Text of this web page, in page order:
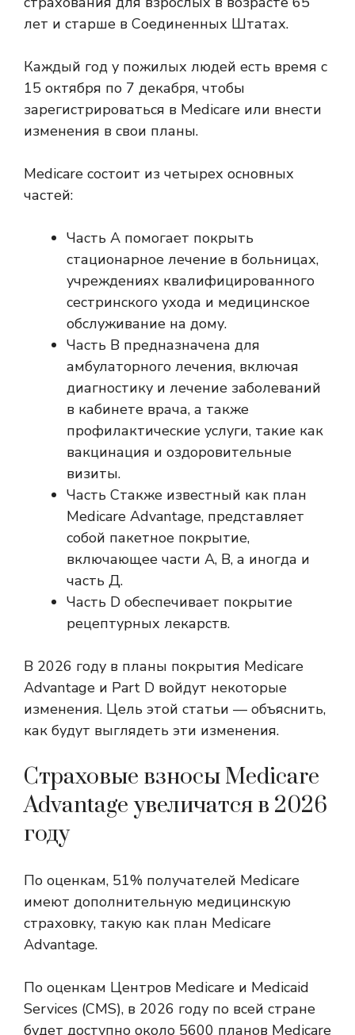
лет и старше в Соединенных Штатах.
Каждый год у пожилых людей есть время с
15 октября по 7 декабря, чтобы
зарегистрироваться в Medicare или внести
изменения в свои планы.
Medicare состоит из четырех основных
частей:
Часть A помогает покрыть
стационарное лечение в больницах,
учреждениях квалифицированного
сестринского ухода и медицинское
обслуживание на дому.
Часть B предназначена для
амбулаторного лечения, включая
диагностику и лечение заболеваний
в кабинете врача, а также
профилактические услуги, такие как
вакцинация и оздоровительные
визиты.
Часть Стакже известный как план
Medicare Advantage, представляет
собой пакетное покрытие,
включающее части A, B, а иногда и
часть Д.
Часть D обеспечивает покрытие
рецептурных лекарств.
В 2026 году в планы покрытия Medicare
Advantage и Part D войдут некоторые
изменения. Цель этой статьи — объяснить,
как будут выглядеть эти изменения.
Страховые взносы Medicare
Advantage увеличатся в 2026
году
По оценкам, 51% получателей Medicare
имеют дополнительную медицинскую
страховку, такую ​​как план Medicare
Advantage.
По оценкам Центров Medicare и Medicaid
Services (CMS), в 2026 году по всей стране
будет доступно около 5600 планов Medicare